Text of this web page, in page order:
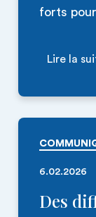
forts
Lire la
6.02.2026
Des